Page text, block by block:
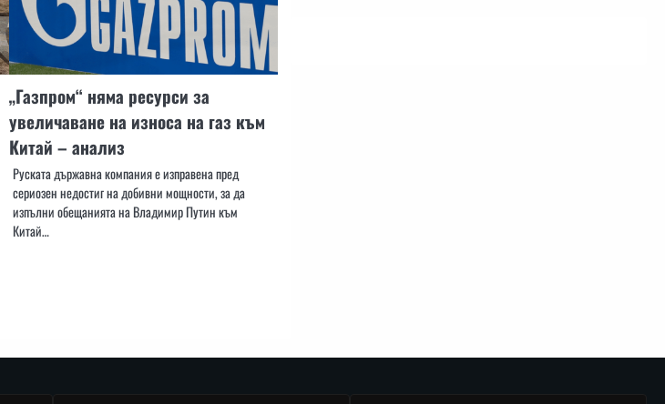
„Газпром“ няма ресурси за
увеличаване на износа на газ към
Китай – анализ
Руската държавна компания е изправена пред
сериозен недостиг на добивни мощности, за да
изпълни обещанията на Владимир Путин към
Китай…